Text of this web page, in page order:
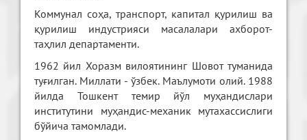
Коммунал соҳа, транспорт, капитал қурилиш ва
қурилиш индустрияси масалалари ахборот-
таҳлил департаменти.
1962 йил Хоразм вилоятининг Шовот туманида
туғилган. Миллати - ўзбек. Маълумоти олий. 1988
йилда Тошкент темир йўл муҳандислари
институтини муҳандис-механик мутахассислиги
бўйича тамомлади.